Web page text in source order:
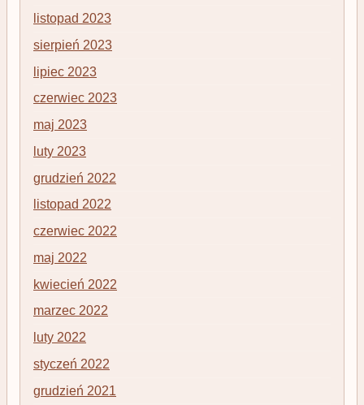
listopad 2023
sierpień 2023
lipiec 2023
czerwiec 2023
maj 2023
luty 2023
grudzień 2022
listopad 2022
czerwiec 2022
maj 2022
kwiecień 2022
marzec 2022
luty 2022
styczeń 2022
grudzień 2021